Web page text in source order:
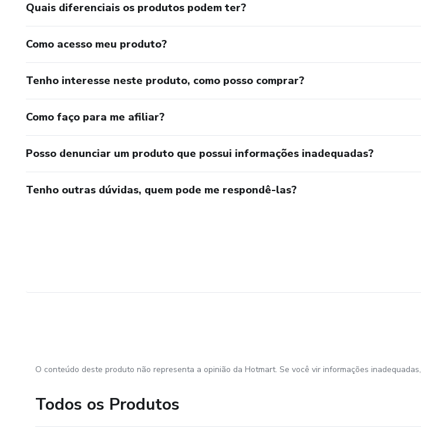
Quais diferenciais os produtos podem ter?
Como acesso meu produto?
Tenho interesse neste produto, como posso comprar?
Como faço para me afiliar?
Posso denunciar um produto que possui informações inadequadas?
Tenho outras dúvidas, quem pode me respondê-las?
O conteúdo deste produto não representa a opinião da Hotmart. Se você vir informações inadequadas,
Todos os Produtos